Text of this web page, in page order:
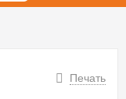
Печать